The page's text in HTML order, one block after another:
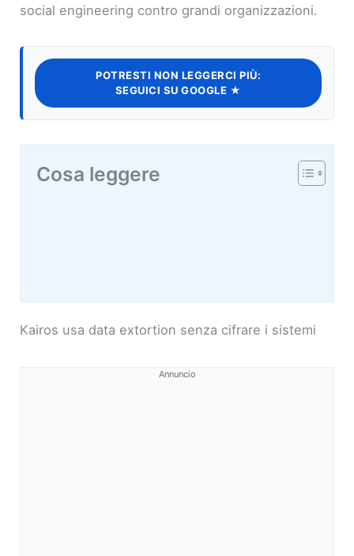
social engineering contro grandi organizzazioni.
POTRESTI NON LEGGERCI PIÙ:
SEGUICI SU GOOGLE ★
Cosa leggere
Kairos usa data extortion senza cifrare i sistemi
Annuncio